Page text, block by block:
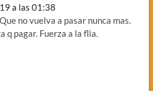
a las 01:38
no vuelva a pasar nunca mas.
q pagar. Fuerza a la flia.